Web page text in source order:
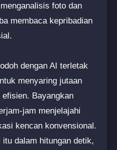
foto dan
membaca kepribadian
dengan AI terletak
menyaring jutaan
Bayangkan
jam menjelajahi
kencan konvensional.
dalam hitungan detik,